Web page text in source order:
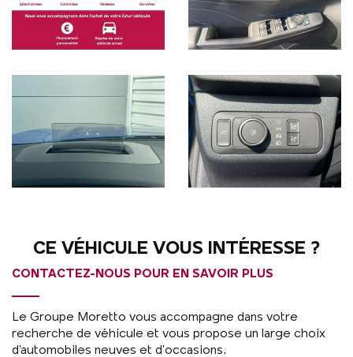
CE VÉHICULE VOUS INTÉRESSE ?
CONTACTEZ-NOUS POUR EN SAVOIR PLUS
Le Groupe Moretto vous accompagne dans votre
recherche de véhicule et vous propose un large choix
d’automobiles neuves et d’occasions.